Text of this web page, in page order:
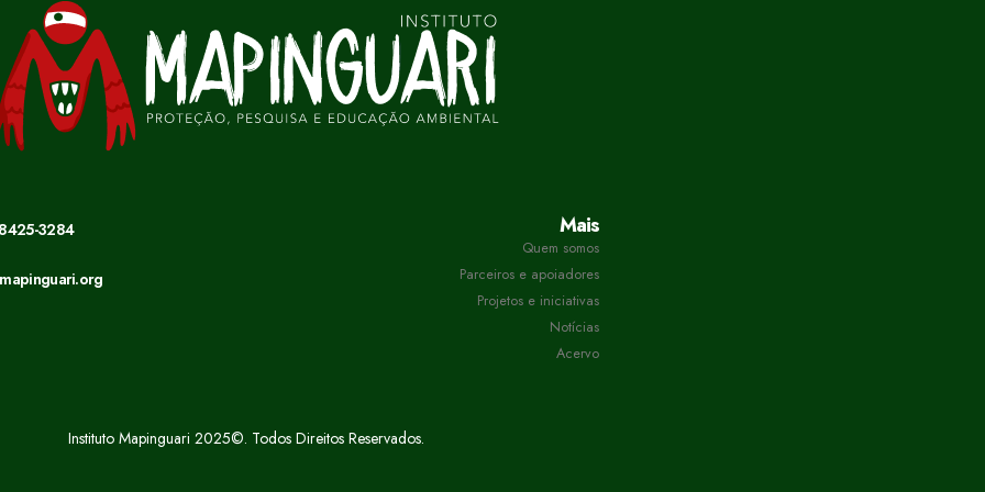
3284 Mais
Quem somos
Parceiros e apoiadores
Projetos e iniciativas
Notícias
Acervo
Instituto Mapinguari 2025©. Todos Direitos Reservados.